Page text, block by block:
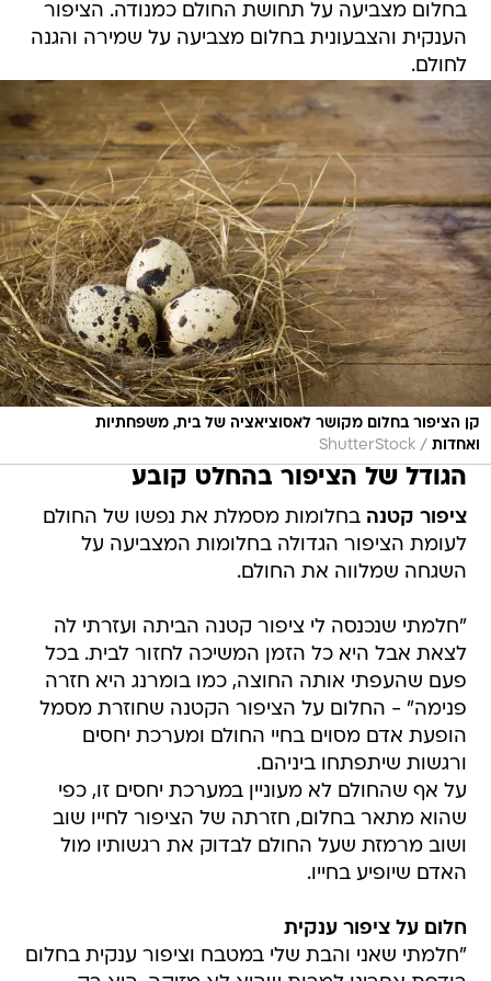
בחלום מצביעה על תחושת החולם כמנודה. הציפור
הענקית והצבעונית בחלום מצביעה על שמירה והגנה
לחולם.
קן הציפור בחלום מקושר לאסוציאציה של בית, משפחתיות
ואחדות /
ShutterStock
הגודל של הציפור בהחלט קובע
ציפור קטנה בחלומות מסמלת את נפשו של החולם
לעומת הציפור הגדולה בחלומות המצביעה על
השגחה שמלווה את החולם.
"חלמתי שנכנסה לי ציפור קטנה הביתה ועזרתי לה
לצאת אבל היא כל הזמן המשיכה לחזור לבית. בכל
פעם שהעפתי אותה החוצה, כמו בומרנג היא חזרה
פנימה" - החלום על הציפור הקטנה שחוזרת מסמל
הופעת אדם מסוים בחיי החולם ומערכת יחסים
ורגשות שיתפתחו ביניהם.
על אף שהחולם לא מעוניין במערכת יחסים זו, כפי
שהוא מתאר בחלום, חזרתה של הציפור לחייו שוב
ושוב מרמזת שעל החולם לבדוק את רגשותיו מול
האדם שיופיע בחייו.
חלום על ציפור ענקית
"חלמתי שאני והבת שלי במטבח וציפור ענקית בחלום